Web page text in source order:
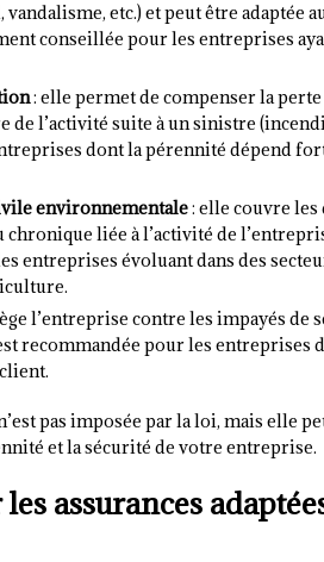
vandalisme, etc.) et peut être adaptée
conseillée pour les entreprises
: elle permet de compenser la
l’activité suite à un sinistre
dont la pérennité dépend
environnementale: elle couvre les
liée à l’activité de
entreprises évoluant dans des
l’entreprise contre les impayés de
recommandée pour les entreprises
pas imposée par la loi, mais elle
et la sécurité de votre entreprise.
assurances